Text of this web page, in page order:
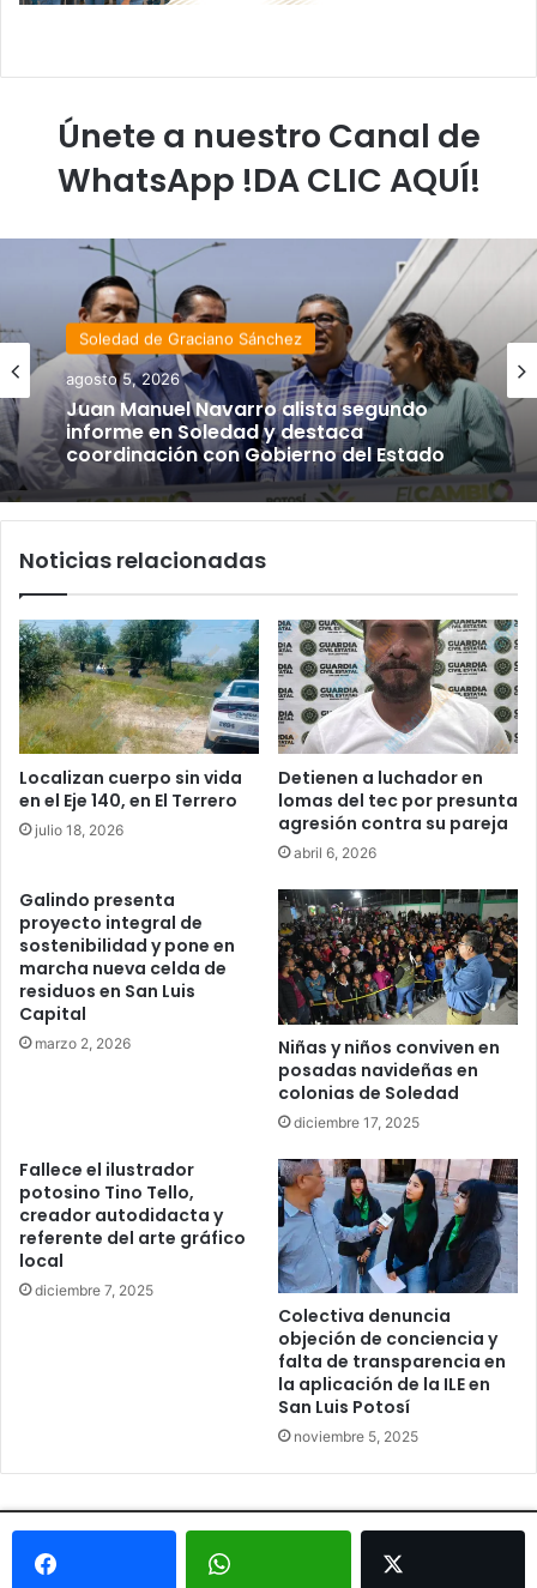
Únete a nuestro Canal de
WhatsApp !DA CLIC AQUÍ!
Soledad de Graciano Sánchez
agosto 5, 2026
Juan Manuel Navarro alista segundo
informe en Soledad y destaca
coordinación con Gobierno del Estado
Estado
agosto 4, 2026
Tangamanga y defiende llegada tras
Noticias relacionadas
Localizan cuerpo sin vida
en el Eje 140, en El Terrero
julio 18, 2026
Detienen a luchador en
lomas del tec por presunta
agresión contra su pareja
abril 6, 2026
Galindo presenta
proyecto integral de
sostenibilidad y pone en
marcha nueva celda de
residuos en San Luis
Capital
marzo 2, 2026
Niñas y niños conviven en
posadas navideñas en
colonias de Soledad
diciembre 17, 2025
Fallece el ilustrador
potosino Tino Tello,
creador autodidacta y
referente del arte gráfico
local
diciembre 7, 2025
Colectiva denuncia
objeción de conciencia y
falta de transparencia en
la aplicación de la ILE en
San Luis Potosí
noviembre 5, 2025
© Copyright 2026, Todos los derechos reservados - Metrópoli